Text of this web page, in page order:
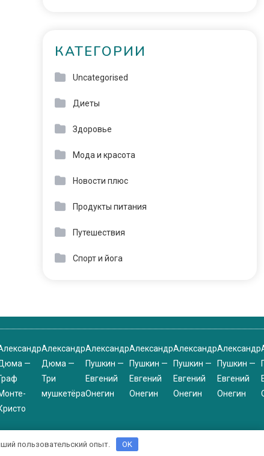
КАТЕГОРИИ
Uncategorised
Диеты
Здоровье
Мода и красота
Новости плюс
Продукты питания
Путешествия
Спорт и йога
—
Александр
Дюма —
Три
мушкетёра
Александр
Пушкин —
Евгений
Онегин
Александр
Пушкин —
Евгений
Онегин
Александр
Пушкин —
Евгений
Онегин
Александр
Пушкин —
Евгений
Онегин
пользовательский опыт. OK